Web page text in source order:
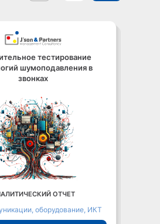
тестирование
в
звонках
ОТЧЕТ
оборудование, ИКТ